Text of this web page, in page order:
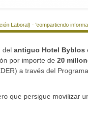
Laboral) - 'compartiendo
del antiguo Hotel Byblos
por importe de 20
a través del
que persigue movilizar